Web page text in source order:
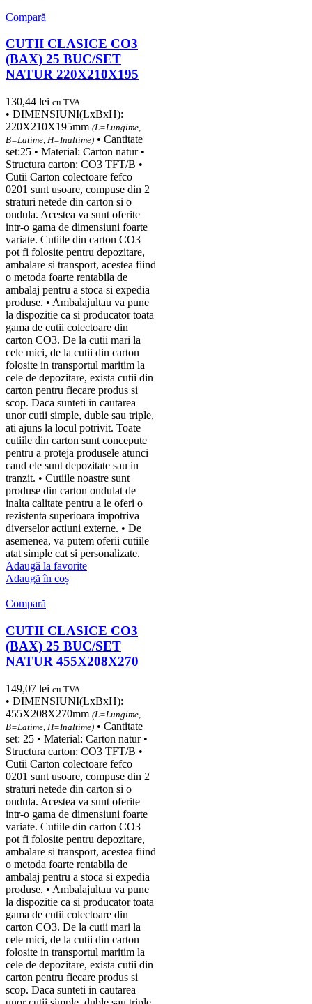
Compară
CUTII CLASICE CO3
(BAX) 25 BUC/SET
NATUR 220X210X195
130,44 lei cu TVA
• DIMENSIUNI(LxBxH):
220X210X195mm (L=Lungime,
B=Latime, H=Inaltime) • Cantitate
set:25 • Material: Carton natur •
Structura carton: CO3 TFT/B •
Cutii Carton colectoare fefco
0201 sunt usoare, compuse din 2
straturi netede din carton si o
ondula. Acestea va sunt oferite
intr-o gama de dimensiuni foarte
variate. Cutiile din carton CO3
pot fi folosite pentru depozitare,
ambalare si transport, acestea fiind
o metoda foarte rentabila de
ambalaj pentru a stoca si expedia
produse. • Ambalajultau va pune
la dispozitie ca si producator toata
gama de cutii colectoare din
carton CO3. De la cutii mari la
cele mici, de la cutii din carton
folosite in transportul maritim la
cele de depozitare, exista cutii din
carton pentru fiecare produs si
scop. Daca sunteti in cautarea
unor cutii simple, duble sau triple,
ati ajuns la locul potrivit. Toate
cutiile din carton sunt concepute
pentru a proteja produsele atunci
cand ele sunt depozitate sau in
tranzit. • Cutiile noastre sunt
produse din carton ondulat de
inalta calitate pentru a le oferi o
rezistenta superioara impotriva
diverselor actiuni externe. • De
asemenea, va putem oferii cutiile
atat simple cat si personalizate.
Adaugă la favorite
Adaugă în coș
Compară
CUTII CLASICE CO3
(BAX) 25 BUC/SET
NATUR 455X208X270
149,07 lei cu TVA
• DIMENSIUNI(LxBxH):
455X208X270mm (L=Lungime,
B=Latime, H=Inaltime) • Cantitate
set: 25 • Material: Carton natur •
Structura carton: CO3 TFT/B •
Cutii Carton colectoare fefco
0201 sunt usoare, compuse din 2
straturi netede din carton si o
ondula. Acestea va sunt oferite
intr-o gama de dimensiuni foarte
variate. Cutiile din carton CO3
pot fi folosite pentru depozitare,
ambalare si transport, acestea fiind
o metoda foarte rentabila de
ambalaj pentru a stoca si expedia
produse. • Ambalajultau va pune
la dispozitie ca si producator toata
gama de cutii colectoare din
carton CO3. De la cutii mari la
cele mici, de la cutii din carton
folosite in transportul maritim la
cele de depozitare, exista cutii din
carton pentru fiecare produs si
scop. Daca sunteti in cautarea